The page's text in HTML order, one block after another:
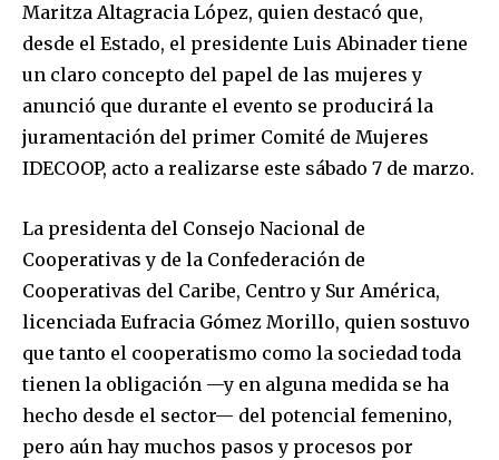
Maritza Altagracia López, quien destacó que,
desde el Estado, el presidente Luis Abinader tiene
un claro concepto del papel de las mujeres y
anunció que durante el evento se producirá la
juramentación del primer Comité de Mujeres
IDECOOP, acto a realizarse este sábado 7 de marzo.
La presidenta del Consejo Nacional de
Cooperativas y de la Confederación de
Cooperativas del Caribe, Centro y Sur América,
licenciada Eufracia Gómez Morillo, quien sostuvo
que tanto el cooperatismo como la sociedad toda
tienen la obligación —y en alguna medida se ha
hecho desde el sector— del potencial femenino,
pero aún hay muchos pasos y procesos por